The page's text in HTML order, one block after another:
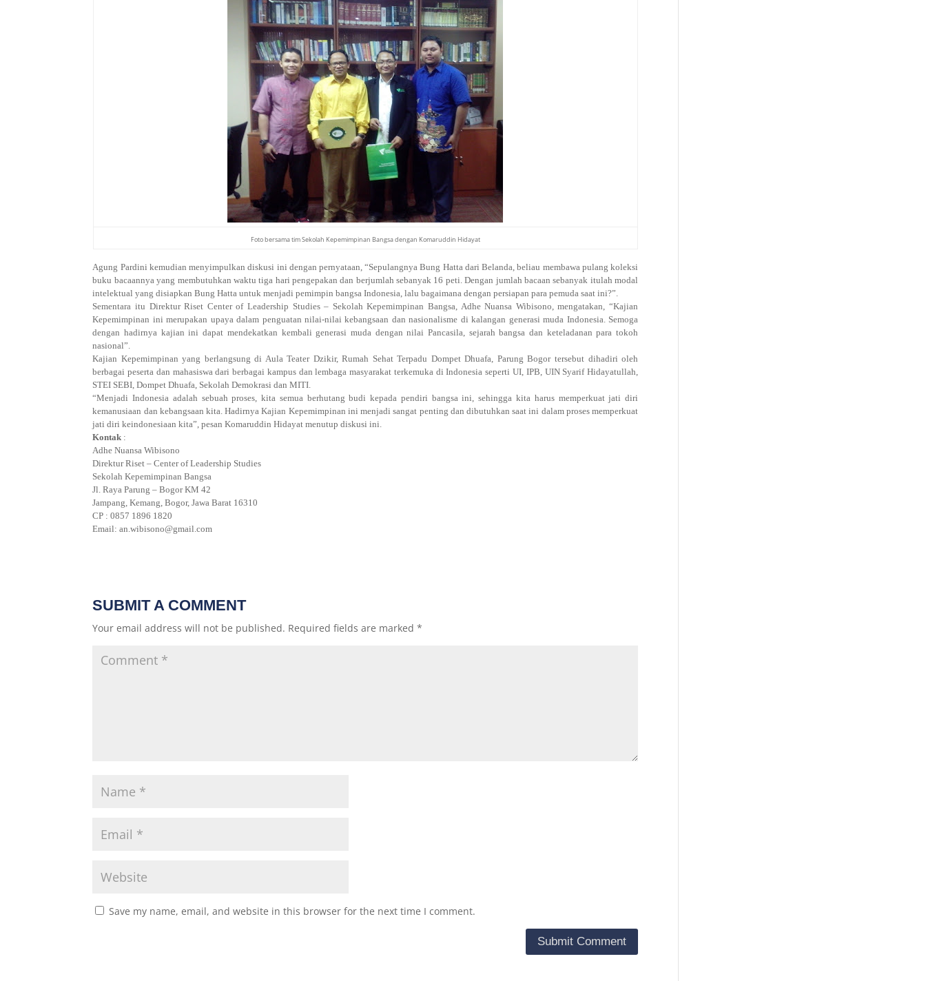
Foto bersama tim Sekolah Kepemimpinan Bangsa dengan Komaruddin Hidayat
Agung Pardini kemudian menyimpulkan diskusi ini dengan pernyataan, “Sepulangnya Bung Hatta dari Belanda, beliau membawa pulang koleksi
buku bacaannya yang membutuhkan waktu tiga hari pengepakan dan berjumlah sebanyak 16 peti. Dengan jumlah bacaan sebanyak itulah modal
intelektual yang disiapkan Bung Hatta untuk menjadi pemimpin bangsa Indonesia, lalu bagaimana dengan persiapan para pemuda saat ini?”.
Sementara itu Direktur Riset Center of Leadership Studies – Sekolah Kepemimpinan Bangsa, Adhe Nuansa Wibisono, mengatakan, “Kajian
Kepemimpinan ini merupakan upaya dalam penguatan nilai-nilai kebangsaan dan nasionalisme di kalangan generasi muda Indonesia. Semoga
dengan hadirnya kajian ini dapat mendekatkan kembali generasi muda dengan nilai Pancasila, sejarah bangsa dan keteladanan para tokoh
nasional”.
Kajian Kepemimpinan yang berlangsung di Aula Teater Dzikir, Rumah Sehat Terpadu Dompet Dhuafa, Parung Bogor tersebut dihadiri oleh
berbagai peserta dan mahasiswa dari berbagai kampus dan lembaga masyarakat terkemuka di Indonesia seperti UI, IPB, UIN Syarif Hidayatullah,
STEI SEBI, Dompet Dhuafa, Sekolah Demokrasi dan MITI.
“Menjadi Indonesia adalah sebuah proses, kita semua berhutang budi kepada pendiri bangsa ini, sehingga kita harus memperkuat jati diri
kemanusiaan dan kebangsaan kita. Hadirnya Kajian Kepemimpinan ini menjadi sangat penting dan dibutuhkan saat ini dalam proses memperkuat
jati diri keindonesiaan kita”, pesan Komaruddin Hidayat menutup diskusi ini.
Kontak :
Adhe Nuansa Wibisono
Direktur Riset – Center of Leadership Studies
Sekolah Kepemimpinan Bangsa
Jl. Raya Parung – Bogor KM 42
Jampang, Kemang, Bogor, Jawa Barat 16310
CP : 0857 1896 1820
Email: an.wibisono@gmail.com
SUBMIT A COMMENT
Your email address will not be published. Required fields are marked*
Save my name, email, and website in this browser for the next time I comment.